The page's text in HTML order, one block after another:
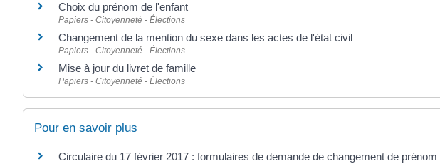
Choix du prénom de l'enfant
Papiers - Citoyenneté - Élections
Changement de la mention du sexe dans les actes de l'état civil
Papiers - Citoyenneté - Élections
Mise à jour du livret de famille
Papiers - Citoyenneté - Élections
Pour en savoir plus
Circulaire du 17 février 2017 : formulaires de demande de changement de prénom